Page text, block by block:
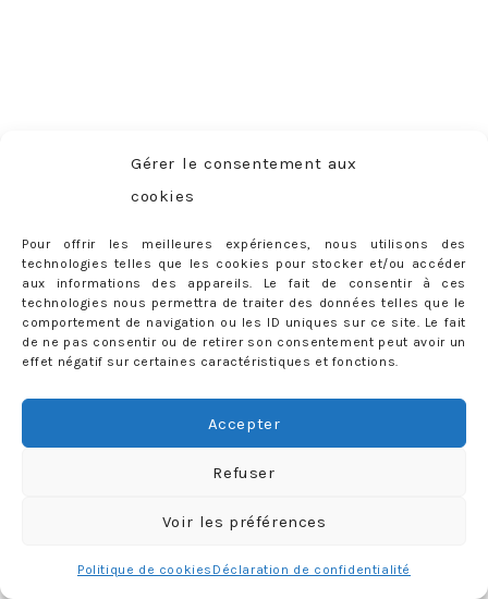
Gérer le consentement aux
cookies
Pour offrir les meilleures expériences, nous utilisons des
technologies telles que les cookies pour stocker et/ou accéder
aux informations des appareils. Le fait de consentir à ces
technologies nous permettra de traiter des données telles que le
comportement de navigation ou les ID uniques sur ce site. Le fait
de ne pas consentir ou de retirer son consentement peut avoir un
effet négatif sur certaines caractéristiques et fonctions.
Accepter
Refuser
Voir les préférences
Politique de cookies Déclaration de confidentialité
CATÉGORIES
Catégories
RECHERCHER SUR LE BLOG
Rechercher :
PARUTIONS PRESSE